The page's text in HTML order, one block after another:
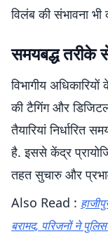
विलंब की संभावना भी
समयबद्ध तरीके से
विभागीय
की टैगिंग और
तैयारियां निर्धारित
है. इससे केंद्र
तहत सुचारु और
Also Read :
बरामद, परिजनों ने